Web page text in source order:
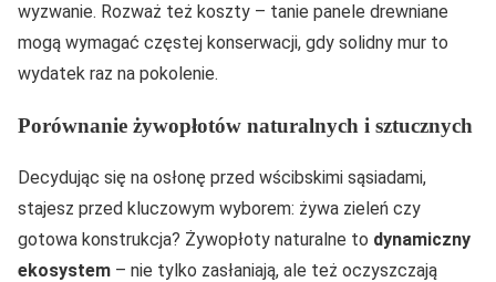
wyzwanie. Rozważ też koszty – tanie panele drewniane
mogą wymagać częstej konserwacji, gdy solidny mur to
wydatek raz na pokolenie.
Porównanie żywopłotów naturalnych i sztucznych
Decydując się na osłonę przed wścibskimi sąsiadami,
stajesz przed kluczowym wyborem: żywa zieleń czy
gotowa konstrukcja? Żywopłoty naturalne to dynamiczny
ekosystem – nie tylko zasłaniają, ale też oczyszczają